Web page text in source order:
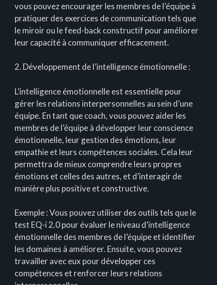
vous pouvez encourager les membres de l’équipe à
pratiquer des exercices de communication tels que
le miroir ou le feed-back constructif pour améliorer
leur capacité à communiquer efficacement.
2. Développement de l’intelligence émotionnelle :
L’intelligence émotionnelle est essentielle pour
gérer les relations interpersonnelles au sein d’une
équipe. En tant que coach, vous pouvez aider les
membres de l’équipe à développer leur conscience
émotionnelle, leur gestion des émotions, leur
empathie et leurs compétences sociales. Cela leur
permettra de mieux comprendre leurs propres
émotions et celles des autres, et d’interagir de
manière plus positive et constructive.
Exemple : Vous pouvez utiliser des outils tels que le
test EQ-i 2.0 pour évaluer le niveau d’intelligence
émotionnelle des membres de l’équipe et identifier
les domaines à améliorer. Ensuite, vous pouvez
travailler avec eux pour développer ces
compétences et renforcer leurs relations